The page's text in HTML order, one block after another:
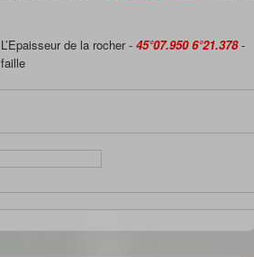
L’Epaisseur de la rocher - 45°07.950 6°21.378-
faille